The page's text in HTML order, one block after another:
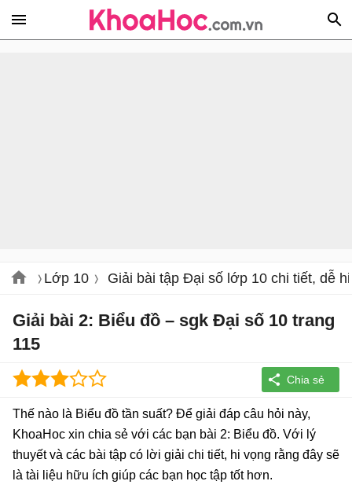
Lớp 10 Giải bài tập Đại số lớp 10 chi tiết, dễ
Giải bài 2: Biểu đồ – sgk Đại số 10 trang
115
Thế nào là Biểu đồ tần suất? Để giải đáp câu hỏi này,
KhoaHoc xin chia sẻ với các bạn bài 2: Biểu đồ. Với lý
thuyết và các bài tập có lời giải chi tiết, hi vọng rằng đây sẽ
là tài liệu hữu ích giúp các bạn học tập tốt hơn.